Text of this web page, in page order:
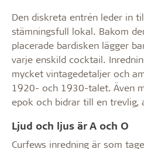
Den diskreta entrén leder in
stämningsfull lokal. Bakom
placerade bardisken lägger
varje enskild cocktail.
mycket vintagedetaljer och
1920- och 1930-talet. Även
epok och bidrar till en trevlig,
Ljud och ljus är A och O
Curfews inredning är som